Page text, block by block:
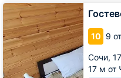
10 9
Сочи,
17 м от
Гостевой
дом
SeaLoo